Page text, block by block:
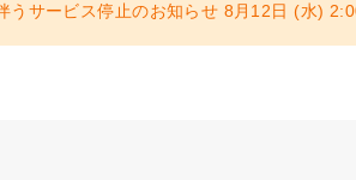
うサービス停止のお知らせ 8月12日 (水)